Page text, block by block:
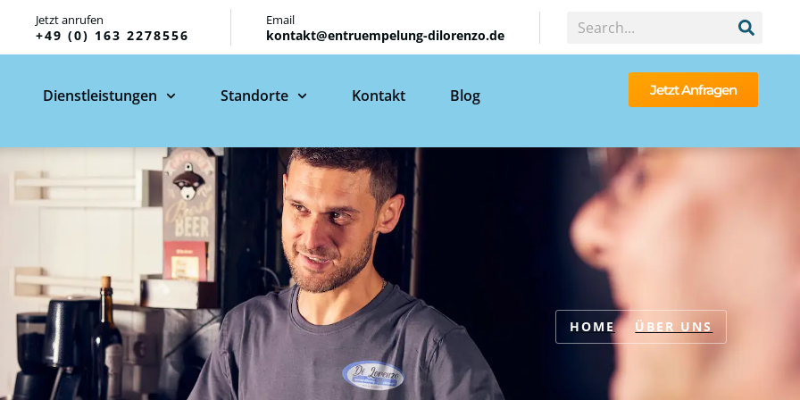
Jetzt anrufen
+49 (0) 163 2278556
Email
kontakt@entruempelung-dilorenzo.de
Dienstleistungen Standorte Kontakt Blog Jetzt Anfragen
HOME ÜBER UNS